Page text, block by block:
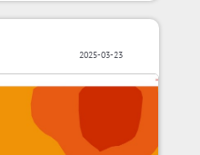
2025-03-23